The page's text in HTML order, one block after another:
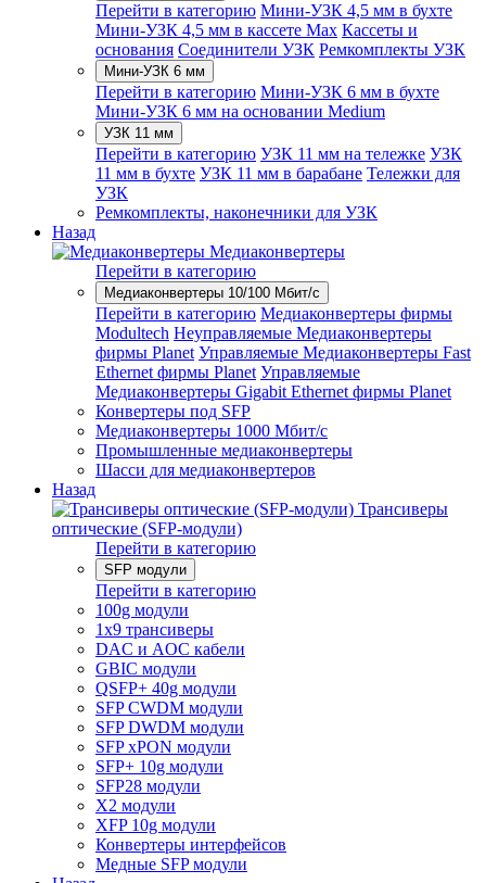
Перейти в категорию Мини-УЗК 4,5 мм в бухте
Мини-УЗК 4,5 мм в кассете Max Кассеты и
основания Соединители УЗК Ремкомплекты УЗК
Мини-УЗК 6 мм
Перейти в категорию Мини-УЗК 6 мм в бухте
Мини-УЗК 6 мм на основании Medium
УЗК 11 мм
Перейти в категорию УЗК 11 мм на тележке УЗК
11 мм в бухте УЗК 11 мм в барабане Тележки для
УЗК
Ремкомплекты, наконечники для УЗК
Назад
Медиаконвертеры
Перейти в категорию
Медиаконвертеры 10/100 Мбит/с
Перейти в категорию Медиаконвертеры фирмы
Modultech Неуправляемые Медиаконвертеры
фирмы Planet Управляемые Медиаконвертеры Fast
Ethernet фирмы Planet Управляемые
Медиаконвертеры Gigabit Ethernet фирмы Planet
Конвертеры под SFP
Медиаконвертеры 1000 Мбит/с
Промышленные медиаконвертеры
Шасси для медиаконвертеров
Назад
Трансиверы
оптические (SFP-модули)
Перейти в категорию
SFP модули
Перейти в категорию
100g модули
1x9 трансиверы
DAC и AOC кабели
GBIC модули
QSFP+ 40g модули
SFP CWDM модули
SFP DWDM модули
SFP xPON модули
SFP+ 10g модули
SFP28 модули
X2 модули
XFP 10g модули
Конвертеры интерфейсов
Медные SFP модули